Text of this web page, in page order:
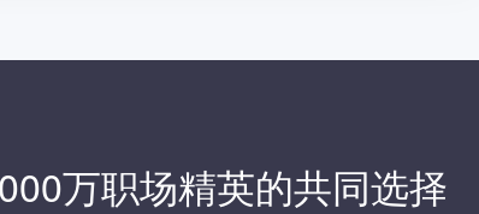
万职场精英的共同选择